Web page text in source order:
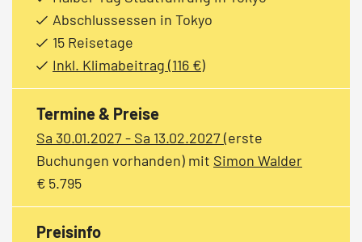
Abschlussessen in Tokyo
15 Reisetage
Inkl. Klimabeitrag (116 €)
Termine & Preise
Sa 30.01.2027 - Sa 13.02.2027(erste
Buchungen vorhanden) mit Simon Walder
€ 5.795
Preisinfo